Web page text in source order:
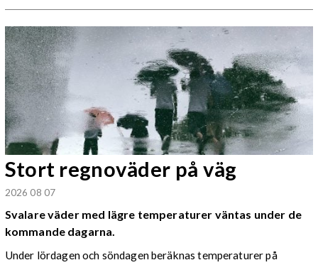
Stort regnoväder på väg
2026 08 07
Svalare väder med lägre temperaturer väntas under de
kommande dagarna.
Under lördagen och söndagen beräknas temperaturer på